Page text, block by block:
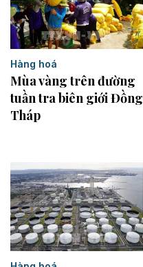
Hàng hoá
Mùa vàng trên đường
tuần tra biên giới Đồng
Tháp